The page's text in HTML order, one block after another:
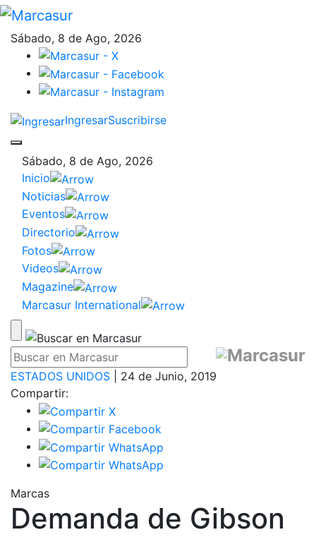
Sábado, 8 de Ago, 2026
IngresarSuscribirse
Sábado, 8 de Ago, 2026
Inicio
Noticias
Eventos
Directorio
Fotos
Videos
Magazine
Marcasur International
ESTADOS UNIDOS | 24 de Junio, 2019
Compartir:
Marcas
Demanda de Gibson